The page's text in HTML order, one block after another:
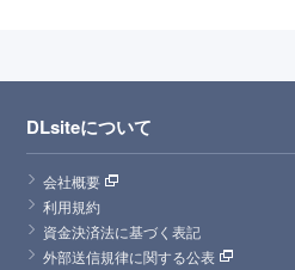
DLsiteについて
会社概要
利用規約
資金決済法に基づく表記
外部送信規律に関する公表